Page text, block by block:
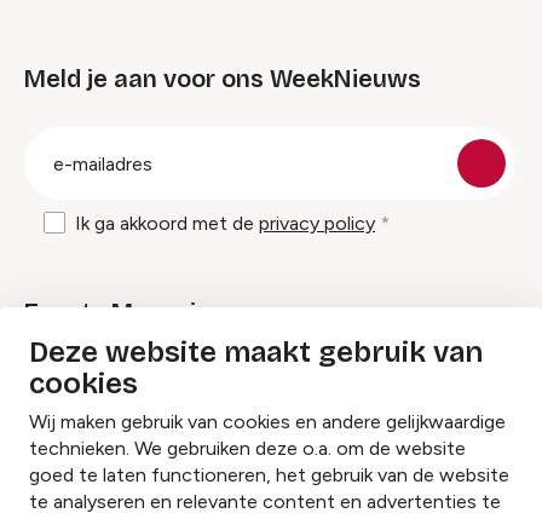
Deze website maakt gebruik van
cookies
Wij maken gebruik van cookies en andere gelijkwaardige
technieken. We gebruiken deze o.a. om de website
goed te laten functioneren, het gebruik van de website
te analyseren en relevante content en advertenties te
Meld je aan voor ons WeekNieuws
Ik ga akkoord met de privacy policy
Events Magazine
Ik ontvang graag Events Magazine